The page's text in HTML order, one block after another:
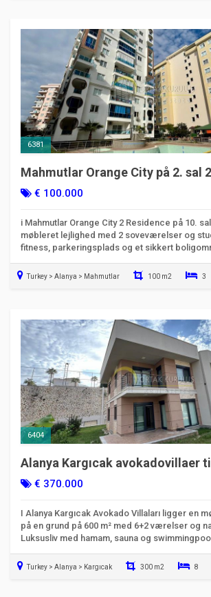
6381
Mahmutlar Orange City på 2. sal
lejlighed til salg – 100 m²
€ 100.000
i Mahmutlar Orange City 2 Residence på 10.
møbleret lejlighed med 2 soveværelser og
fitness, parkeringsplads og et sikkert
Turkey > Alanya > Mahmutlar 100 m2 3
6404
Alanya Kargıcak avokadovillaer
luksusvilla
€ 370.000
I Alanya Kargıcak Avokado Villaları ligger en
på en grund på 600 m² med 6+2 værelser og
Luksusliv med hamam, sauna og
Turkey > Alanya > Kargıcak 300 m2 8